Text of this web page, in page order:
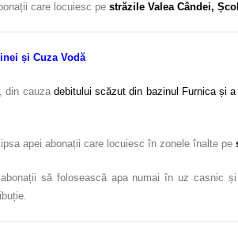
care locuiesc pe străzile Valea Cândei,
și Cuza Vodă
din cauza debitului scăzut din bazinul Furnica și
apei abonații care locuiesc în zonele înalte pe
să folosească apa numai în uz casnic